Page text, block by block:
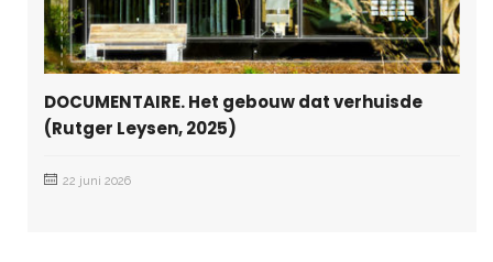
DOCUMENTAIRE. Het gebouw dat verhuisde
(Rutger Leysen, 2025)
22 juni 2026